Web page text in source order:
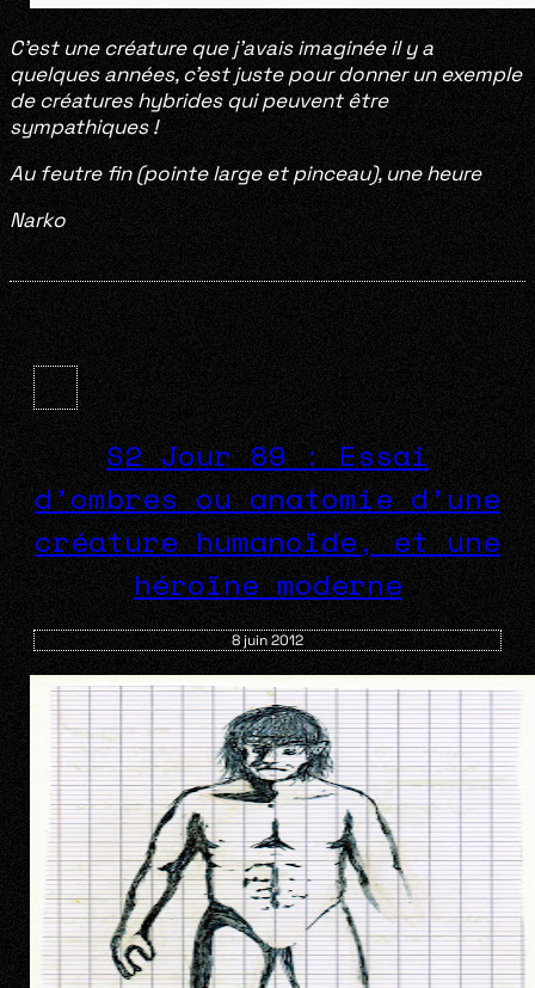
C’est une créature que j’avais imaginée il y a
quelques années, c’est juste pour donner un exemple
de créatures hybrides qui peuvent être
sympathiques !
Au feutre fin (pointe large et pinceau), une heure
Narko
S2 Jour 89 : Essai
d’ombres ou anatomie d’une
créature humanoïde, et une
héroïne moderne
8 juin 2012